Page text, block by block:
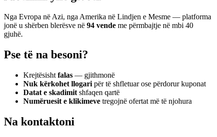
Nga Evropa në Azi, nga Amerika në Lindjen e Mesme — platforma
jonë u shërben blerësve në 94 vende me përmbajtje në mbi 40
gjuhë.
Pse të na besoni?
Krejtësisht falas — gjithmonë
Nuk kërkohet llogari për të shfletuar ose përdorur kuponat
Datat e skadimit shfaqen qartë
Numëruesit e klikimeve tregojnë ofertat më të njohura
Na kontaktoni